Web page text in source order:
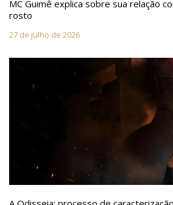
MC Guimê explica sobre sua relação
rosto
27 de julho de 2026